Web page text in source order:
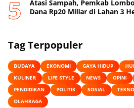
Atasi Sampah, Pemkab
Dana Rp20 Miliar di Lahan 3
Tag Terpopuler
BUDAYA EKONOMI GAYA HIDUP
KULINER
LIFE STYLE NEWS OPINI
PENDIDIKAN
POLITIK SOSIAL
OLAHRAGA